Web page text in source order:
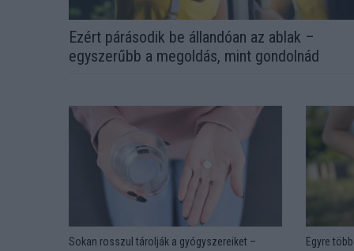
Ezért párásodik be állandóan az ablak –
egyszerűbb a megoldás, mint gondolnád
Sokan rosszul tárolják a gyógyszereiket –
Egyre